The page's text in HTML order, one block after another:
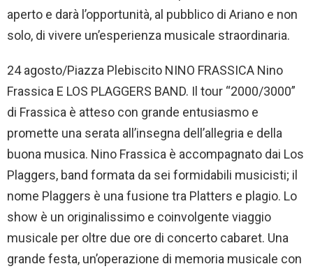
aperto e darà l’opportunità, al pubblico di Ariano e non
solo, di vivere un’esperienza musicale straordinaria.
24 agosto/Piazza Plebiscito NINO FRASSICA Nino
Frassica E LOS PLAGGERS BAND. Il tour “2000/3000”
di Frassica è atteso con grande entusiasmo e
promette una serata all’insegna dell’allegria e della
buona musica. Nino Frassica è accompagnato dai Los
Plaggers, band formata da sei formidabili musicisti; il
nome Plaggers è una fusione tra Platters e plagio. Lo
show è un originalissimo e coinvolgente viaggio
musicale per oltre due ore di concerto cabaret. Una
grande festa, un’operazione di memoria musicale con